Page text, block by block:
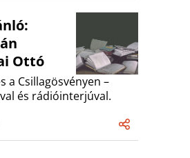
Ottó
a Csillagösvényen –
és rádióinterjúval.